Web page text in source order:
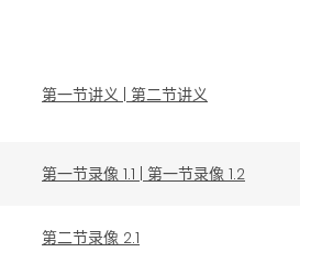
第一节讲义 | 第二节讲义
第一节录像 1.1 | 第一节录像 1.2
第二节录像 2.1